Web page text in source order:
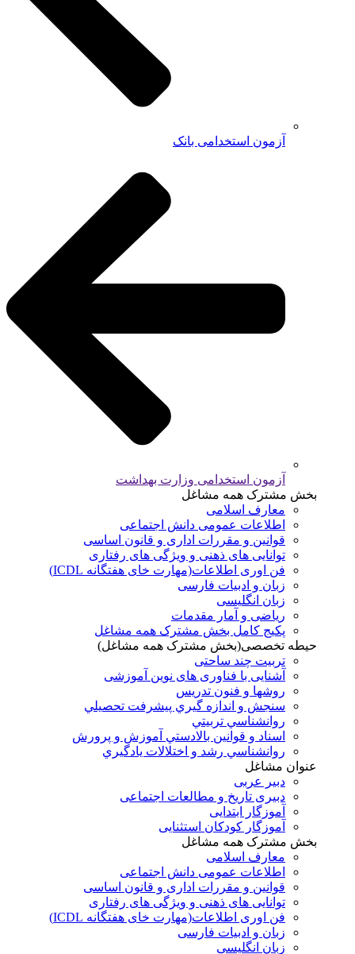
آزمون استخدامی بانک
آزمون استخدامی وزارت بهداشت
بخش مشترک همه مشاغل
معارف اسلامی
اطلاعات عمومی دانش اجتماعی
قوانین و مقررات اداری و قانون اساسی
توانایی های ذهنی و ویژگی های رفتاری
فن اوری اطلاعات(مهارت خای هفتگانه ICDL)
زبان و ادبیات فارسی
زبان انگلیسی
ریاضی و آمار مقدمات
پکیج کامل بخش مشترک همه مشاغل
حیطه تخصصی(بخش مشترک همه مشاغل)
تربیت چند ساحتی
آشنایی با فناوری های نوین آموزشی
روشها و فنون تدريس
سنجش و اندازه گيري پيشرفت تحصيلي
روانشناسي تربيتي
اسناد و قوانين بالادستي آموزش و پرورش
روانشناسي رشد و اختلالات يادگيري
عنوان مشاغل
دبير عربی
دبیری تاریخ و مطالعات اجتماعی
آموزگار ابتدایی
آموزگار کودکان استثنایی
بخش مشترک همه مشاغل
معارف اسلامی
اطلاعات عمومی دانش اجتماعی
قوانین و مقررات اداری و قانون اساسی
توانایی های ذهنی و ویژگی های رفتاری
فن اوری اطلاعات(مهارت خای هفتگانه ICDL)
زبان و ادبیات فارسی
زبان انگلیسی